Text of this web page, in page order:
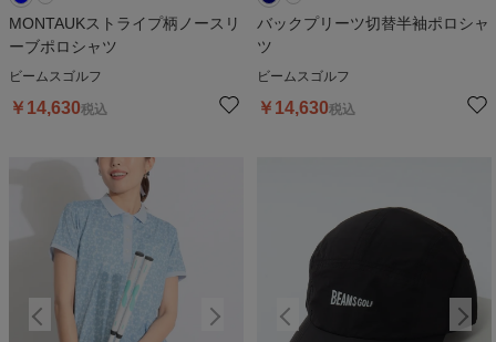
MONTAUKストライプ柄ノースリ
ーブポロシャツ
ビームスゴルフ
￥ 14,630税込
バックプリーツ切替半袖ポロシャ
ツ
ビームスゴルフ
￥ 14,630税込